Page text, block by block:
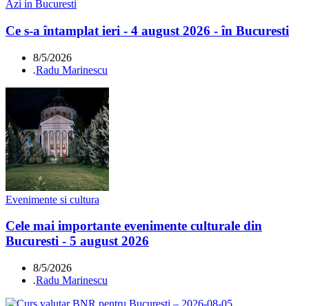
Azi in Bucuresti
Ce s-a întamplat ieri - 4 august 2026 - în Bucuresti
8/5/2026
.Radu Marinescu
Evenimente si cultura
Cele mai importante evenimente culturale din
Bucuresti - 5 august 2026
8/5/2026
.Radu Marinescu